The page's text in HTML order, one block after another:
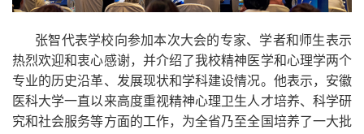
张智代表学校向参加本次大会的专家、学者和师生表示
热烈欢迎和衷心感谢，并介绍了我校精神医学和心理学两个
专业的历史沿革、发展现状和学科建设情况。他表示，安徽
医科大学一直以来高度重视精神心理卫生人才培养、科学研
究和社会服务等方面的工作，为全省乃至全国培养了一大批